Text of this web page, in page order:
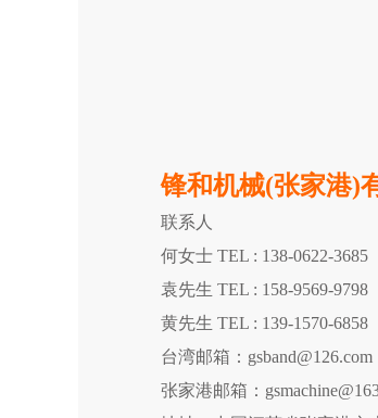
锋和机械(张家港)
联系人
何女士 TEL : 138-0622-3685
袁先生 TEL : 158-9569-9798
黄先生 TEL : 139-1570-6858
台湾邮箱：gsband@126.com
张家港邮箱：